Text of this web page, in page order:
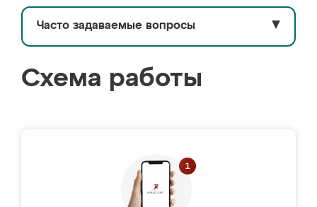
Часто задаваемые вопросы ▼
Схема работы